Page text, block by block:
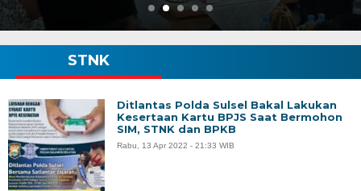
STNK
Ditlantas Polda Sulsel Bakal Lakukan
Kesertaan Kartu BPJS Saat Bermohon
SIM, STNK dan BPKB
Rabu, 13 Apr 2022 - 21:33 WIB